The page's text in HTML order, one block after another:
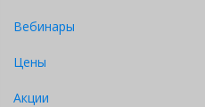
Вебинары
Цены
Акции